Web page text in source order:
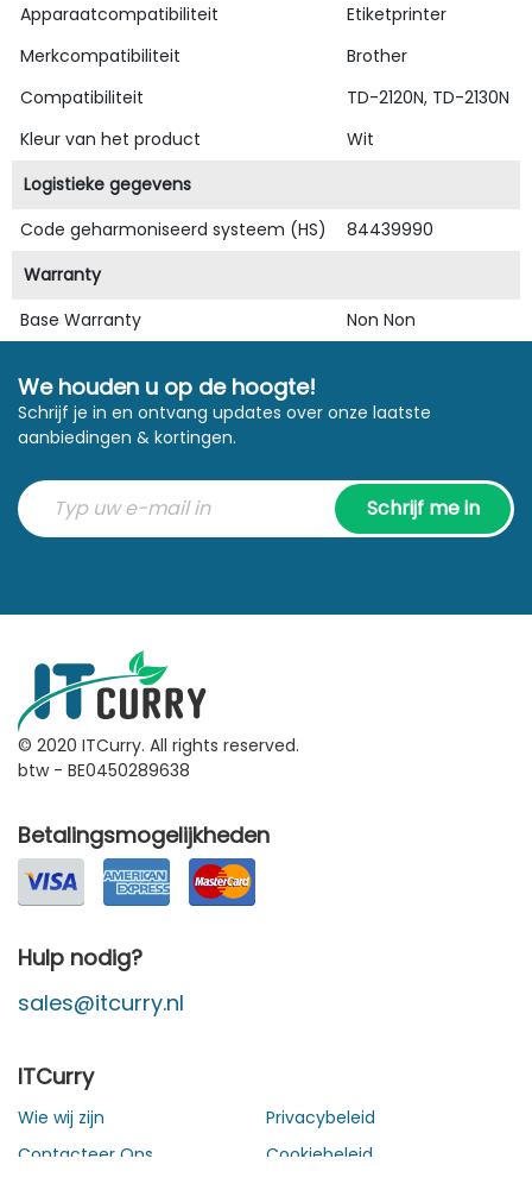
Apparaatcompatibiliteit
Etiketprinter
Merkcompatibiliteit
Brother
Compatibiliteit
TD-2120N, TD-2130N
Kleur van het product
Wit
Logistieke gegevens
Code geharmoniseerd systeem (HS)
84439990
Warranty
Base Warranty
Non Non
We houden u op de hoogte!
Schrijf je in en ontvang updates over onze laatste
aanbiedingen & kortingen.
Schrijf me in
© 2020 ITCurry. All rights reserved.
btw - BE0450289638
Betalingsmogelijkheden
Hulp nodig?
sales@itcurry.nl
ITCurry
Wie wij zijn
Privacybeleid
Contacteer Ons
Cookiebeleid